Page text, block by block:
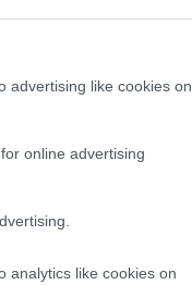
advertising like cookies on
online advertising
analytics like cookies on
Clara
nel
ha saputo
le mode
è
del
credi anche